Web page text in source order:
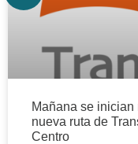
Mañana se
nueva ruta de
Centro